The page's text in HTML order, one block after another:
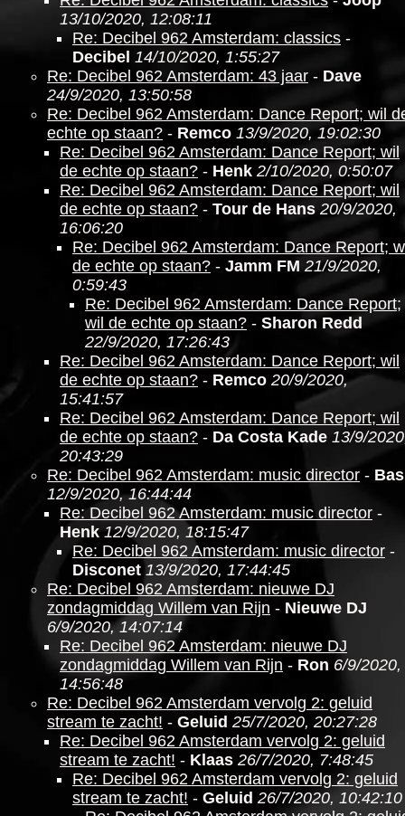
13/10/2020, 12:08:11
Re: Decibel 962 Amsterdam: classics -
Decibel 14/10/2020, 1:55:27
Re: Decibel 962 Amsterdam: 43 jaar - Dave
24/9/2020, 13:50:58
Re: Decibel 962 Amsterdam: Dance Report; wil
echte op staan? - Remco 13/9/2020, 19:02:30
Re: Decibel 962 Amsterdam: Dance Report; wil
de echte op staan? - Henk 2/10/2020, 0:50:07
Re: Decibel 962 Amsterdam: Dance Report; wil
de echte op staan? - Tour de Hans 20/9/2020,
16:06:20
Re: Decibel 962 Amsterdam: Dance Report;
de echte op staan? - Jamm FM 21/9/2020,
0:59:43
Re: Decibel 962 Amsterdam: Dance Report;
wil de echte op staan? - Sharon Redd
22/9/2020, 17:26:43
Re: Decibel 962 Amsterdam: Dance Report; wil
de echte op staan? - Remco 20/9/2020,
15:41:57
Re: Decibel 962 Amsterdam: Dance Report; wil
de echte op staan? - Da Costa Kade 13/9/
20:43:29
Re: Decibel 962 Amsterdam: music director - Bas
12/9/2020, 16:44:44
Re: Decibel 962 Amsterdam: music director -
Henk 12/9/2020, 18:15:47
Re: Decibel 962 Amsterdam: music director -
Disconet 13/9/2020, 17:44:45
Re: Decibel 962 Amsterdam: nieuwe DJ
zondagmiddag Willem van Rijn - Nieuwe DJ
6/9/2020, 14:07:14
Re: Decibel 962 Amsterdam: nieuwe DJ
zondagmiddag Willem van Rijn - Ron 6/9/2020,
14:56:48
Re: Decibel 962 Amsterdam vervolg 2: geluid
stream te zacht! - Geluid 25/7/2020, 20:27:28
Re: Decibel 962 Amsterdam vervolg 2: geluid
stream te zacht! - Klaas 26/7/2020, 7:48:45
Re: Decibel 962 Amsterdam vervolg 2: geluid
stream te zacht! - Geluid 26/7/2020, 10:42:10